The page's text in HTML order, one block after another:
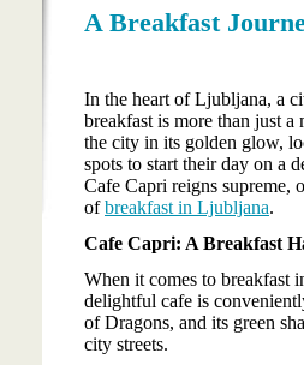
A Breakfast
In the heart of Ljubljana, a
breakfast is more than just a
the city in its golden glow,
spots to start their day on a
Cafe Capri reigns supreme,
ofbreakfast in Ljubljana.
Cafe Capri: A Breakfast
When it comes to breakfast
delightful cafe is
of Dragons, and its green
city streets.